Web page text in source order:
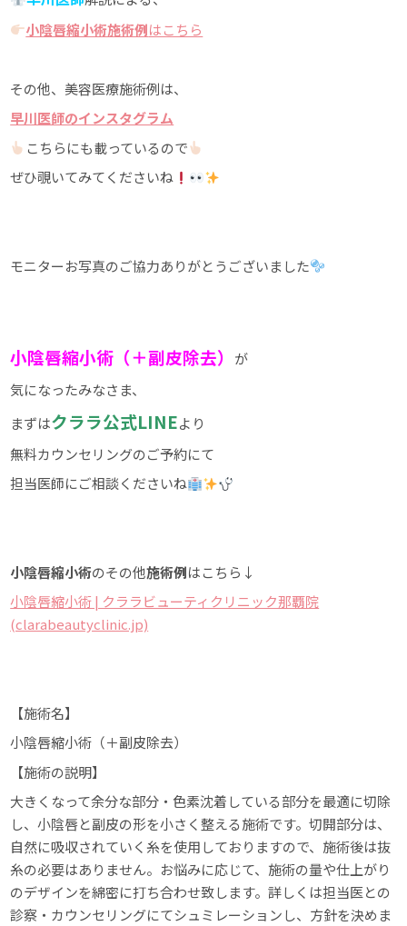
小陰唇縮小術施術例はこちら
その他、美容医療施術例は、
早川医師のインスタグラム
こちらにも載っているので
ぜひ覗いてみてくださいね
モニターお写真のご協力ありがとうございました
小陰唇縮小術（＋副皮除去）
が
気になったみなさま、
まずはクララ公式LINEより
無料カウンセリングのご予約にて
担当医師にご相談くださいね
小陰唇縮小術のその他施術例はこちら↓
小陰唇縮小術 | クララビューティクリニック那覇院
(clarabeautyclinic.jp)
【施術名】
小陰唇縮小術（＋副皮除去）
【施術の説明】
大きくなって余分な部分・色素沈着している部分を最適に切除
し、小陰唇と副皮の形を小さく整える施術です。切開部分は、
自然に吸収されていく糸を使用しておりますので、施術後は抜
糸の必要はありません。お悩みに応じて、施術の量や仕上がり
のデザインを綿密に打ち合わせ致します。詳しくは担当医との
診察・カウンセリングにてシュミレーションし、方針を決めま